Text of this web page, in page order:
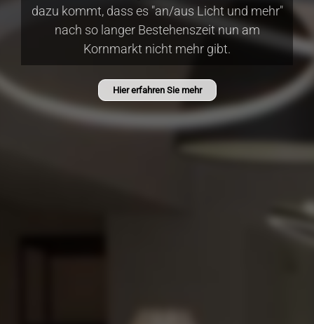
dazu kommt, dass es "an/aus Licht und mehr"
nach so langer Bestehenszeit nun am
Kornmarkt nicht mehr gibt.
Hier erfahren Sie mehr